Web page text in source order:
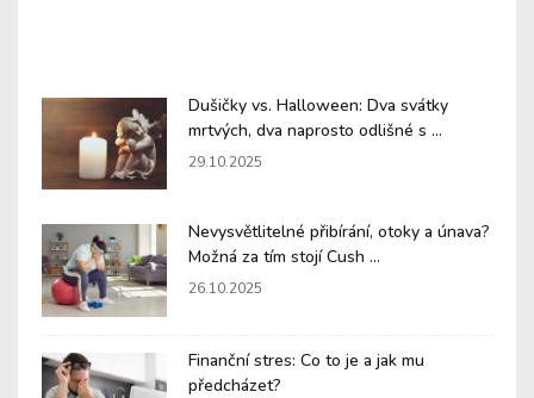
Dušičky vs. Halloween: Dva svátky
mrtvých, dva naprosto odlišné s ...
29.10.2025
Nevysvětlitelné přibírání, otoky a únava?
Možná za tím stojí Cush ...
26.10.2025
Finanční stres: Co to je a jak mu
předcházet?